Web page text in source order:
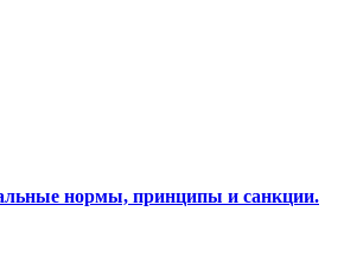
нормы, принципы и санкции.